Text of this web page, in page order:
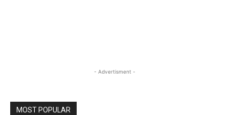
- Advertisment -
MOST POPULAR